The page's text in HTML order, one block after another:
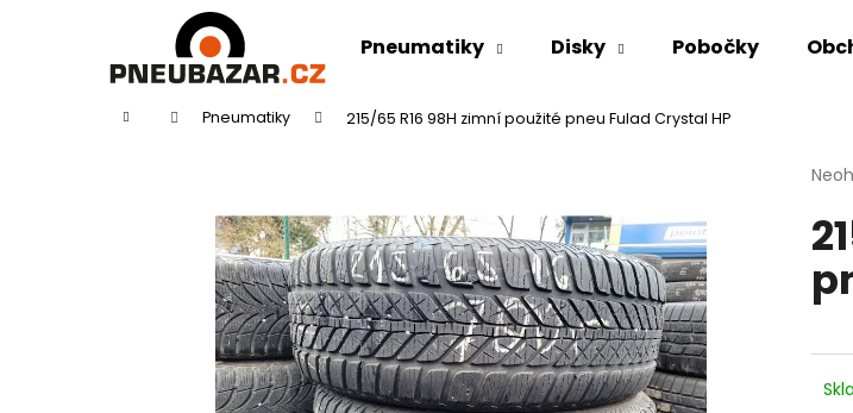
Pneumatiky Disky Pobočky
Domů Pneumatiky 215/65 R16 98H zimní použité pneu Fulad Crystal HP
je
5
Zpět
Zpět
Co potřebujete najít?
Doporučujeme